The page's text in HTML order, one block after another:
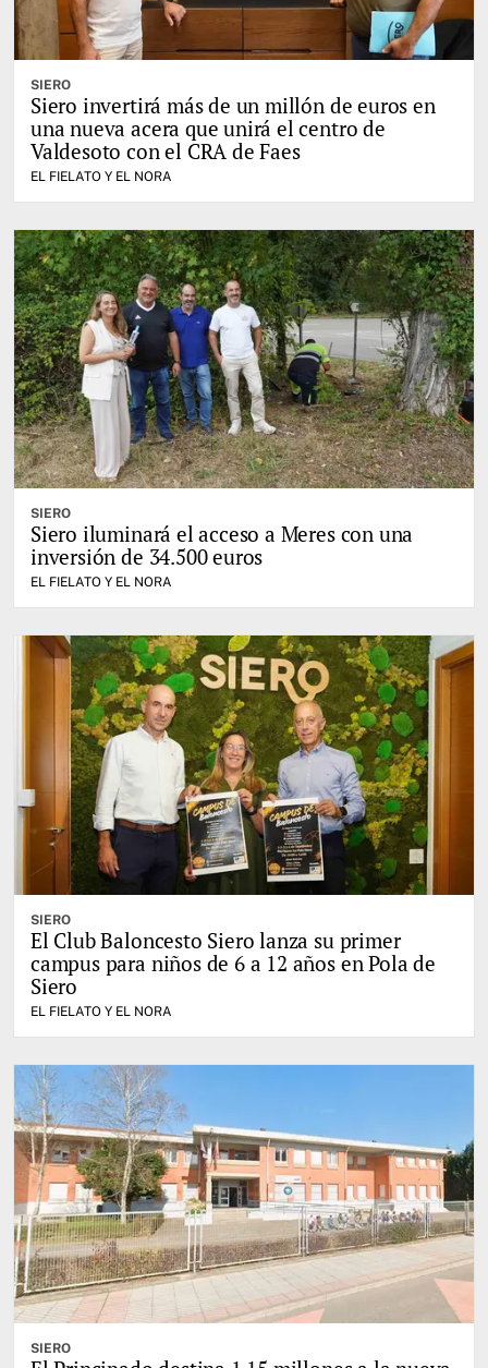
SIERO
Siero invertirá más de un millón de euros en
una nueva acera que unirá el centro de
Valdesoto con el CRA de Faes
EL FIELATO Y EL NORA
SIERO
Siero iluminará el acceso a Meres con una
inversión de 34.500 euros
EL FIELATO Y EL NORA
SIERO
El Club Baloncesto Siero lanza su primer
campus para niños de 6 a 12 años en Pola de
Siero
EL FIELATO Y EL NORA
SIERO